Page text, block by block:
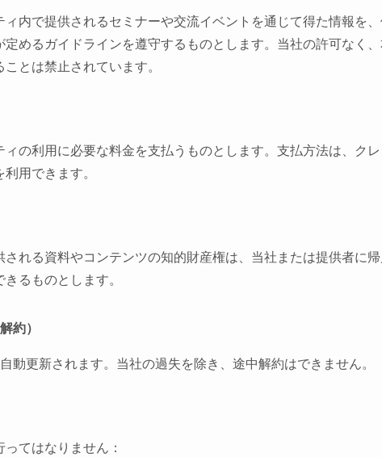
ィ内で提供されるセミナーや交流イベントを通じて得た情報を
定めるガイドラインを遵守するものとします。当社の許可なく
とは禁止されています。
ィの利用に必要な料金を支払うものとします。支払方法は、ク
用できます。
される資料やコンテンツの知的財産権は、当社または提供者に
るものとします。
約）
動更新されます。当社の過失を除き、途中解約はできません。
てはなりません：